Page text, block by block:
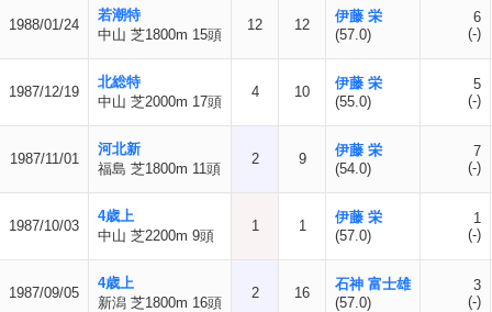
1988/01/24
若潮特
中山 芝1800m 15頭
12 12
伊藤 栄
(57.0)
6
(-)
1987/12/19
北総特
中山 芝2000m 17頭
4 10
伊藤 栄
(55.0)
5
(-)
1987/11/01
河北新
福島 芝1800m 11頭
2 9
伊藤 栄
(54.0)
7
(-)
1987/10/03
4歳上
中山 芝2200m 9頭
1 1
伊藤 栄
(57.0)
1
(-)
1987/09/05
4歳上
新潟 芝1800m 16頭
2 16
石神 富士雄
(57.0)
3
(-)